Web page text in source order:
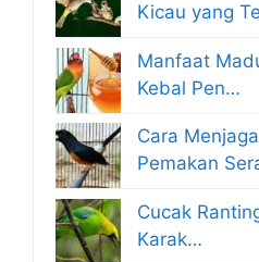
Kicau yang
Manfaat
Kebal Pen…
Cara
Pemakan
Cucak
Karak…